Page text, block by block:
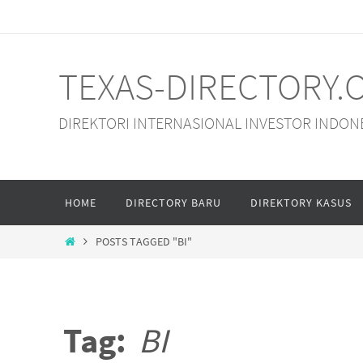
TEXAS-
DIREKTORI INTERNASIONAL INVESTOR
content
HOME DIRECTORY BARU DIREKTORY KASUS
HOMEPOSTS TAGGED "BI"
Tag: BI